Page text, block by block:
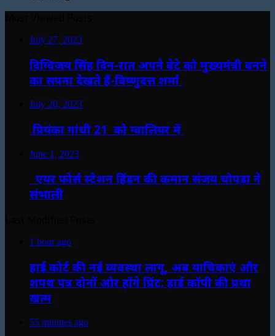
July 27, 2023
दिग्विजय सिंह दिन-रात अपने बेटे को मुख्यमंत्री बनने
का सपना देखते हैं-विष्णुदत्त शर्मा
July 20, 2023
प्रियंका गांधी 21 को ग्वालियर में
June 1, 2023
एयर फोर्स स्टेशन हिंडन की कमान संजय चोपड़ा ने
संभाली
1 hour ago
हाई कोर्ट की नई व्यवस्था लागू, अब याचिकाएं और
शपथ पत्र दोनों ओर होंगे प्रिंट; हार्ड कॉपी की प्रथा
खत्म
55 minutes ago